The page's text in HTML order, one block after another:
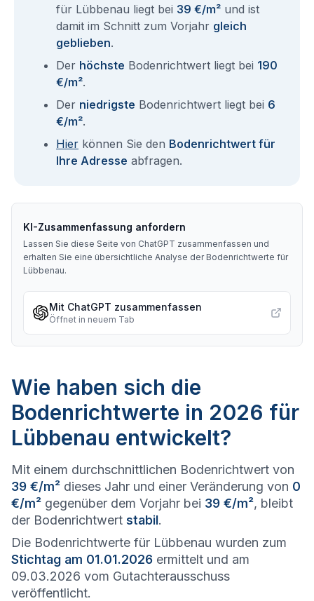
für Lübbenau liegt bei 39 €/m² und ist
damit im Schnitt zum Vorjahr gleich
geblieben.
Der höchste Bodenrichtwert liegt bei 190
€/m².
Der niedrigste Bodenrichtwert liegt bei 6
€/m².
Hier können Sie den Bodenrichtwert für
Ihre Adresse abfragen.
KI-Zusammenfassung anfordern
Lassen Sie diese Seite von ChatGPT zusammenfassen und
erhalten Sie eine übersichtliche Analyse der Bodenrichtwerte für
Lübbenau.
Mit ChatGPT zusammenfassen
Öffnet in neuem Tab
Wie haben sich die
Bodenrichtwerte in 2026 für
Lübbenau entwickelt?
Mit einem durchschnittlichen Bodenrichtwert von
39 €/m² dieses Jahr und einer Veränderung von 0
€/m² gegenüber dem Vorjahr bei 39 €/m², bleibt
der Bodenrichtwert stabil.
Die Bodenrichtwerte für Lübbenau wurden zum
Stichtag am 01.01.2026 ermittelt und am
09.03.2026 vom Gutachterausschuss
veröffentlicht.